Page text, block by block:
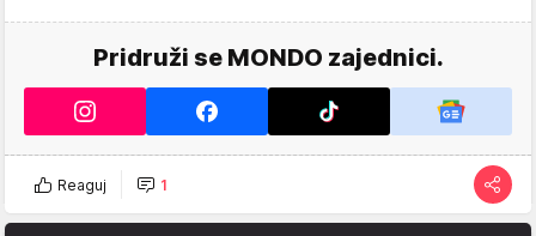
Pridruži se MONDO zajednici.
Reaguj 1